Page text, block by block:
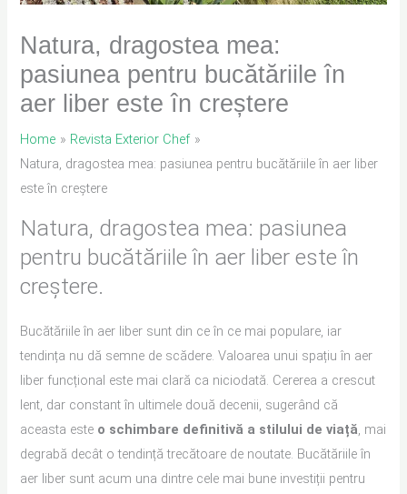
Natura, dragostea mea:
pasiunea pentru bucătăriile în
aer liber este în creștere
Home
Revista Exterior Chef
Natura, dragostea mea: pasiunea pentru bucătăriile în aer liber
este în creștere
Natura, dragostea mea: pasiunea
pentru bucătăriile în aer liber este în
creștere.
Bucătăriile în aer liber sunt din ce în ce mai populare, iar
tendința nu dă semne de scădere. Valoarea unui spațiu în aer
liber funcțional este mai clară ca niciodată. Cererea a crescut
lent, dar constant în ultimele două decenii, sugerând că
aceasta este o schimbare definitivă a stilului de viață, mai
degrabă decât o tendință trecătoare de noutate. Bucătăriile în
aer liber sunt acum una dintre cele mai bune investiții pentru